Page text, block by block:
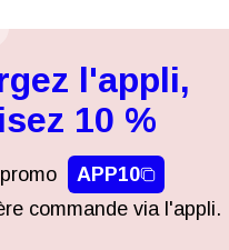
l'appli,
10 %
APP10
commande via l'appli.